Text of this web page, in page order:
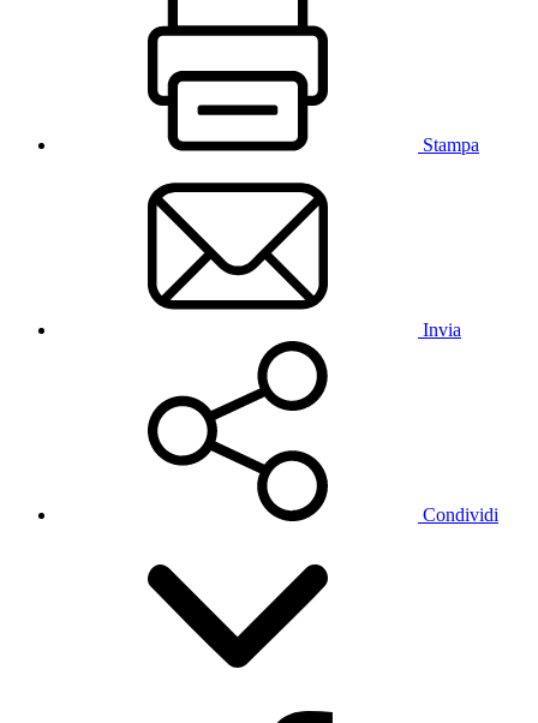
Stampa
Invia
Condividi